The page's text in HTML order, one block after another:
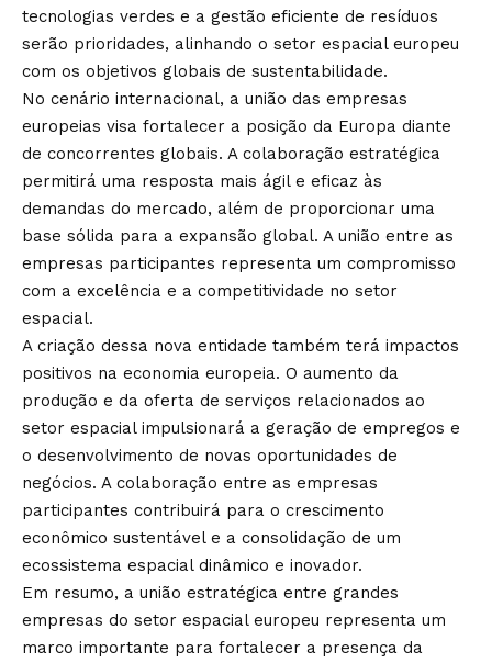
tecnologias verdes e a gestão eficiente de resíduos
serão prioridades, alinhando o setor espacial europeu
com os objetivos globais de sustentabilidade.
No cenário internacional, a união das empresas
europeias visa fortalecer a posição da Europa diante
de concorrentes globais. A colaboração estratégica
permitirá uma resposta mais ágil e eficaz às
demandas do mercado, além de proporcionar uma
base sólida para a expansão global. A união entre as
empresas participantes representa um compromisso
com a excelência e a competitividade no setor
espacial.
A criação dessa nova entidade também terá impactos
positivos na economia europeia. O aumento da
produção e da oferta de serviços relacionados ao
setor espacial impulsionará a geração de empregos e
o desenvolvimento de novas oportunidades de
negócios. A colaboração entre as empresas
participantes contribuirá para o crescimento
econômico sustentável e a consolidação de um
ecossistema espacial dinâmico e inovador.
Em resumo, a união estratégica entre grandes
empresas do setor espacial europeu representa um
marco importante para fortalecer a presença da